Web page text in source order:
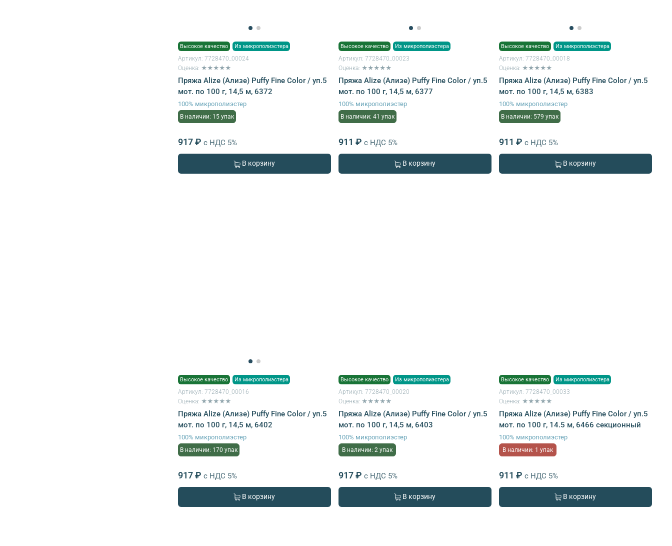
Высокое качество Из микрополиэстера
Артикул: 7728470_00024
Оценка: ★★★★★
Пряжа Alize (Ализе) Puffy Fine Color / уп.5
мот. по 100 г, 14,5 м, 6372
100% микрополиэстер
В наличии: 15 упак
917 ₽ с НДС 5%
В корзину
Высокое качество Из микрополиэстера
Артикул: 7728470_00023
Оценка: ★★★★★
Пряжа Alize (Ализе) Puffy Fine Color / уп.5
мот. по 100 г, 14,5 м, 6377
100% микрополиэстер
В наличии: 41 упак
911 ₽ с НДС 5%
В корзину
Высокое качество Из микрополиэстера
Артикул: 7728470_00018
Оценка: ★★★★★
Пряжа Alize (Ализе) Puffy Fine Color / уп.5
мот. по 100 г, 14,5 м, 6383
100% микрополиэстер
В наличии: 579 упак
911 ₽ с НДС 5%
В корзину
Высокое качество Из микрополиэстера
Артикул: 7728470_00016
Оценка: ★★★★★
Пряжа Alize (Ализе) Puffy Fine Color / уп.5
мот. по 100 г, 14,5 м, 6402
100% микрополиэстер
В наличии: 170 упак
917 ₽ с НДС 5%
В корзину
Высокое качество Из микрополиэстера
Артикул: 7728470_00020
Оценка: ★★★★★
Пряжа Alize (Ализе) Puffy Fine Color / уп.5
мот. по 100 г, 14,5 м, 6403
100% микрополиэстер
В наличии: 2 упак
917 ₽ с НДС 5%
В корзину
Высокое качество Из микрополиэстера
Артикул: 7728470_00033
Оценка: ★★★★★
Пряжа Alize (Ализе) Puffy Fine Color / уп.5
мот. по 100 г, 14.5 м, 6466 секционный
100% микрополиэстер
В наличии: 1 упак
911 ₽ с НДС 5%
В корзину